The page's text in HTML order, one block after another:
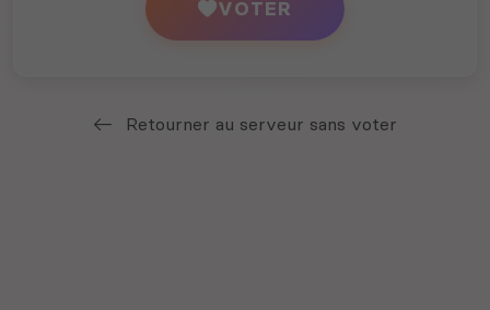
VOTER
Retourner au serveur sans voter